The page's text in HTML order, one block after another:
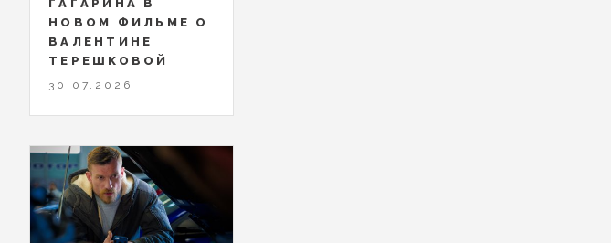
ГАГАРИНА В
НОВОМ ФИЛЬМЕ О
ВАЛЕНТИНЕ
ТЕРЕШКОВОЙ
30.07.2026